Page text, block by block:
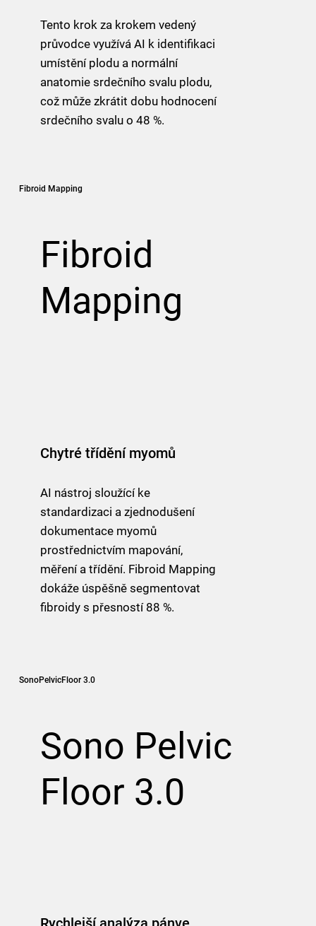
Tento krok za krokem vedený
průvodce využívá AI k identifikaci
umístění plodu a normální
anatomie srdečního svalu plodu,
což může zkrátit dobu hodnocení
srdečního svalu o 48 %.
Sono Pelvic
Floor 3.0
SonoPelvicFloor 3.0
Fibroid
Mapping
Chytré třídění myomů
AI nástroj sloužící ke
standardizaci a zjednodušení
dokumentace myomů
prostřednictvím mapování,
měření a třídění. Fibroid Mapping
dokáže úspěšně segmentovat
fibroidy s přesností 88 %.
Fibroid Mapping